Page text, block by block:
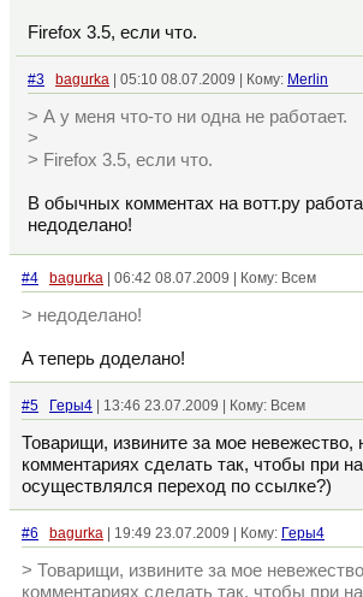
Firefox 3.5, если что.
#3 bagurka | 05:10 08.07.2009 | Кому: Merlin
> А у меня что-то ни одна не работает.
>
> Firefox 3.5, если что.
В обычных комментах на вотт.ру
недоделано!
#4 bagurka | 06:42 08.07.2009 | Кому: Всем
> недоделано!
А теперь доделано!
#5 Геры4 | 13:46 23.07.2009 | Кому: Всем
Товарищи, извините за мое невежество,
комментариях сделать так, чтобы при
осуществлялся переход по ссылке?)
#6 bagurka | 19:49 23.07.2009 | Кому: Геры4
> Товарищи, извините за мое
комментариях сделать так, чтобы при